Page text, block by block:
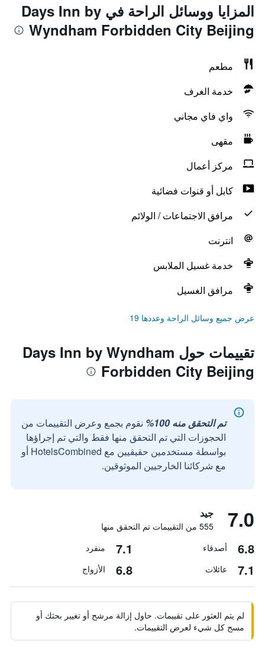
المزايا ووسائل الراحة في Days Inn by
Wyndham Forbidden City Beijing
مطعم
خدمة الغرف
واي فاي مجاني
مقهى
مركز أعمال
كابل أو قنوات فضائية
مرافق الاجتماعات / الولائم
انترنت
خدمة غسيل الملابس
مرافق الغسيل
عرض جميع وسائل الراحة وعددها 19
تقييمات حول Days Inn by Wyndham
Forbidden City Beijing
تم التحقق منه 100%
نقوم بجمع وعرض التقييمات من
الحجوزات التي تم التحقق منها فقط والتي تم إجراؤها
بواسطة مستخدمين حقيقيين مع HotelsCombined أو
مع شركائنا الخارجيين الموثوقين.
7.0 جيد
555 من التقييمات تم التحقق منها
6.8 أصدقاء 7.1 منفرد
7.1 عائلات 6.8 الأزواج
لم يتم العثور على تقييمات. حاول إزالة مرشح أو تغيير بحثك أو
مسح كل شيء لعرض التقييمات.